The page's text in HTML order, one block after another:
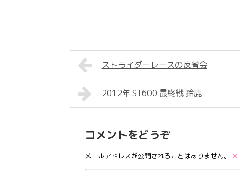
ストライダーレースの反省会
2012年 ST600 最終戦 鈴鹿
コメントをどうぞ
メールアドレスが公開されることはありません。 ※